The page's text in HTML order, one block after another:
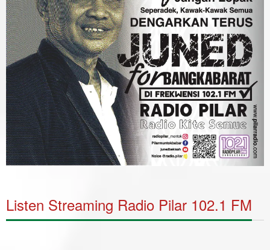
Listen Streaming Radio Pilar 102.1 FM